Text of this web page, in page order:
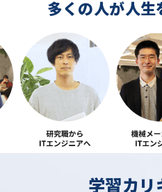
多くの人が人生
学習カリ